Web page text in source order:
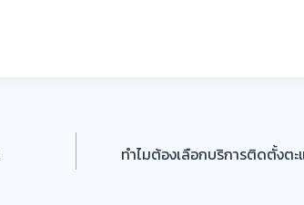
ทำไมต้องเลือกบริการติดตั้งต